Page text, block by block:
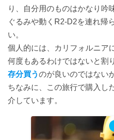
り、自分用のものはかなり吟
ぐるみや動くR2-D2を連れ帰
い。
個人的には、カリフォルニア
何度もあるわけではないと割
存分買うのが良いのではない
ちなみに、この旅行で購入し
介しています。